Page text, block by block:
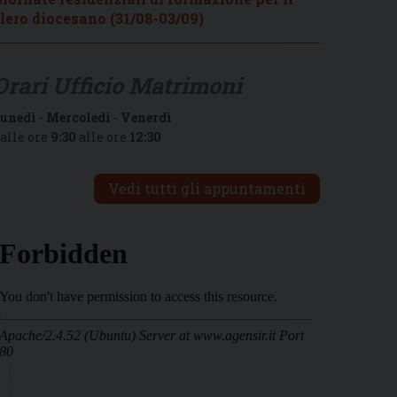
diocesano (31/08-03/09)
- Mercoledì - Venerdì
ore 9:30 alle ore 12:30
Vedi tutti gli appuntamenti